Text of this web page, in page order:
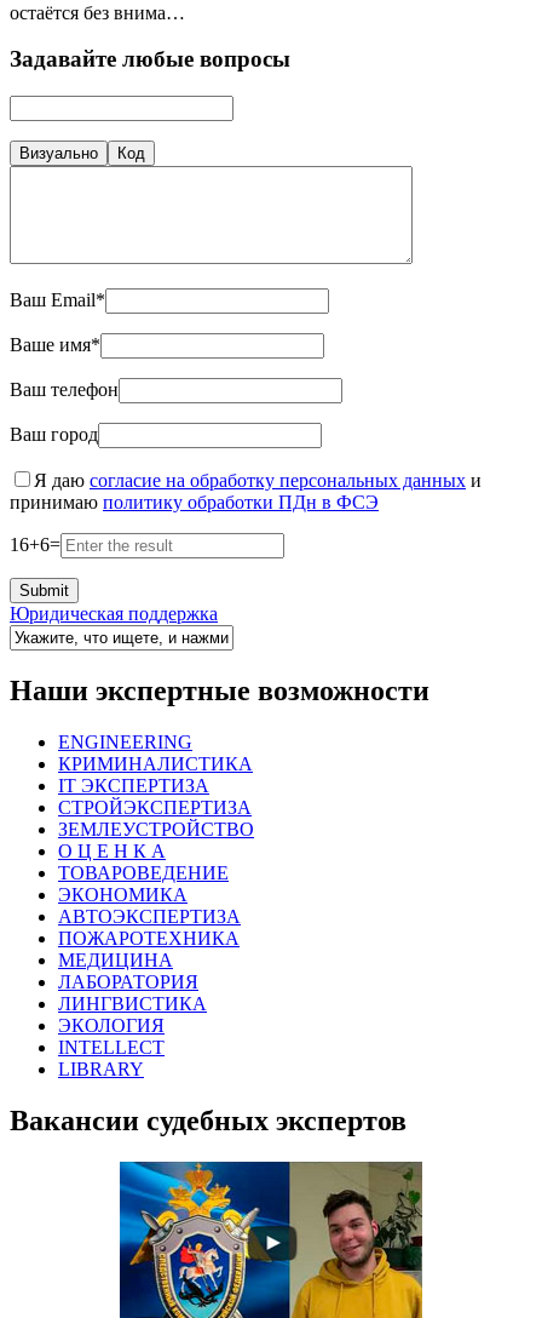
остаётся без внима…
Задавайте любые вопросы
Визуально Код
Ваш Email*
Ваше имя*
Ваш телефон
Ваш город
Я даю согласие на обработку персональных данных и
принимаю политику обработки ПДн в ФСЭ
16+6=
Юридическая поддержка
Наши экспертные возможности
ENGINEERING
КРИМИНАЛИСТИКА
IT ЭКСПЕРТИЗА
СТРОЙЭКСПЕРТИЗА
ЗЕМЛЕУСТРОЙСТВО
О Ц Е Н К А
ТОВАРОВЕДЕНИЕ
ЭКОНОМИКА
АВТОЭКСПЕРТИЗА
ПОЖАРОТЕХНИКА
МЕДИЦИНА
ЛАБОРАТОРИЯ
ЛИНГВИСТИКА
ЭКОЛОГИЯ
INTELLECT
LIBRARY
Вакансии судебных экспертов